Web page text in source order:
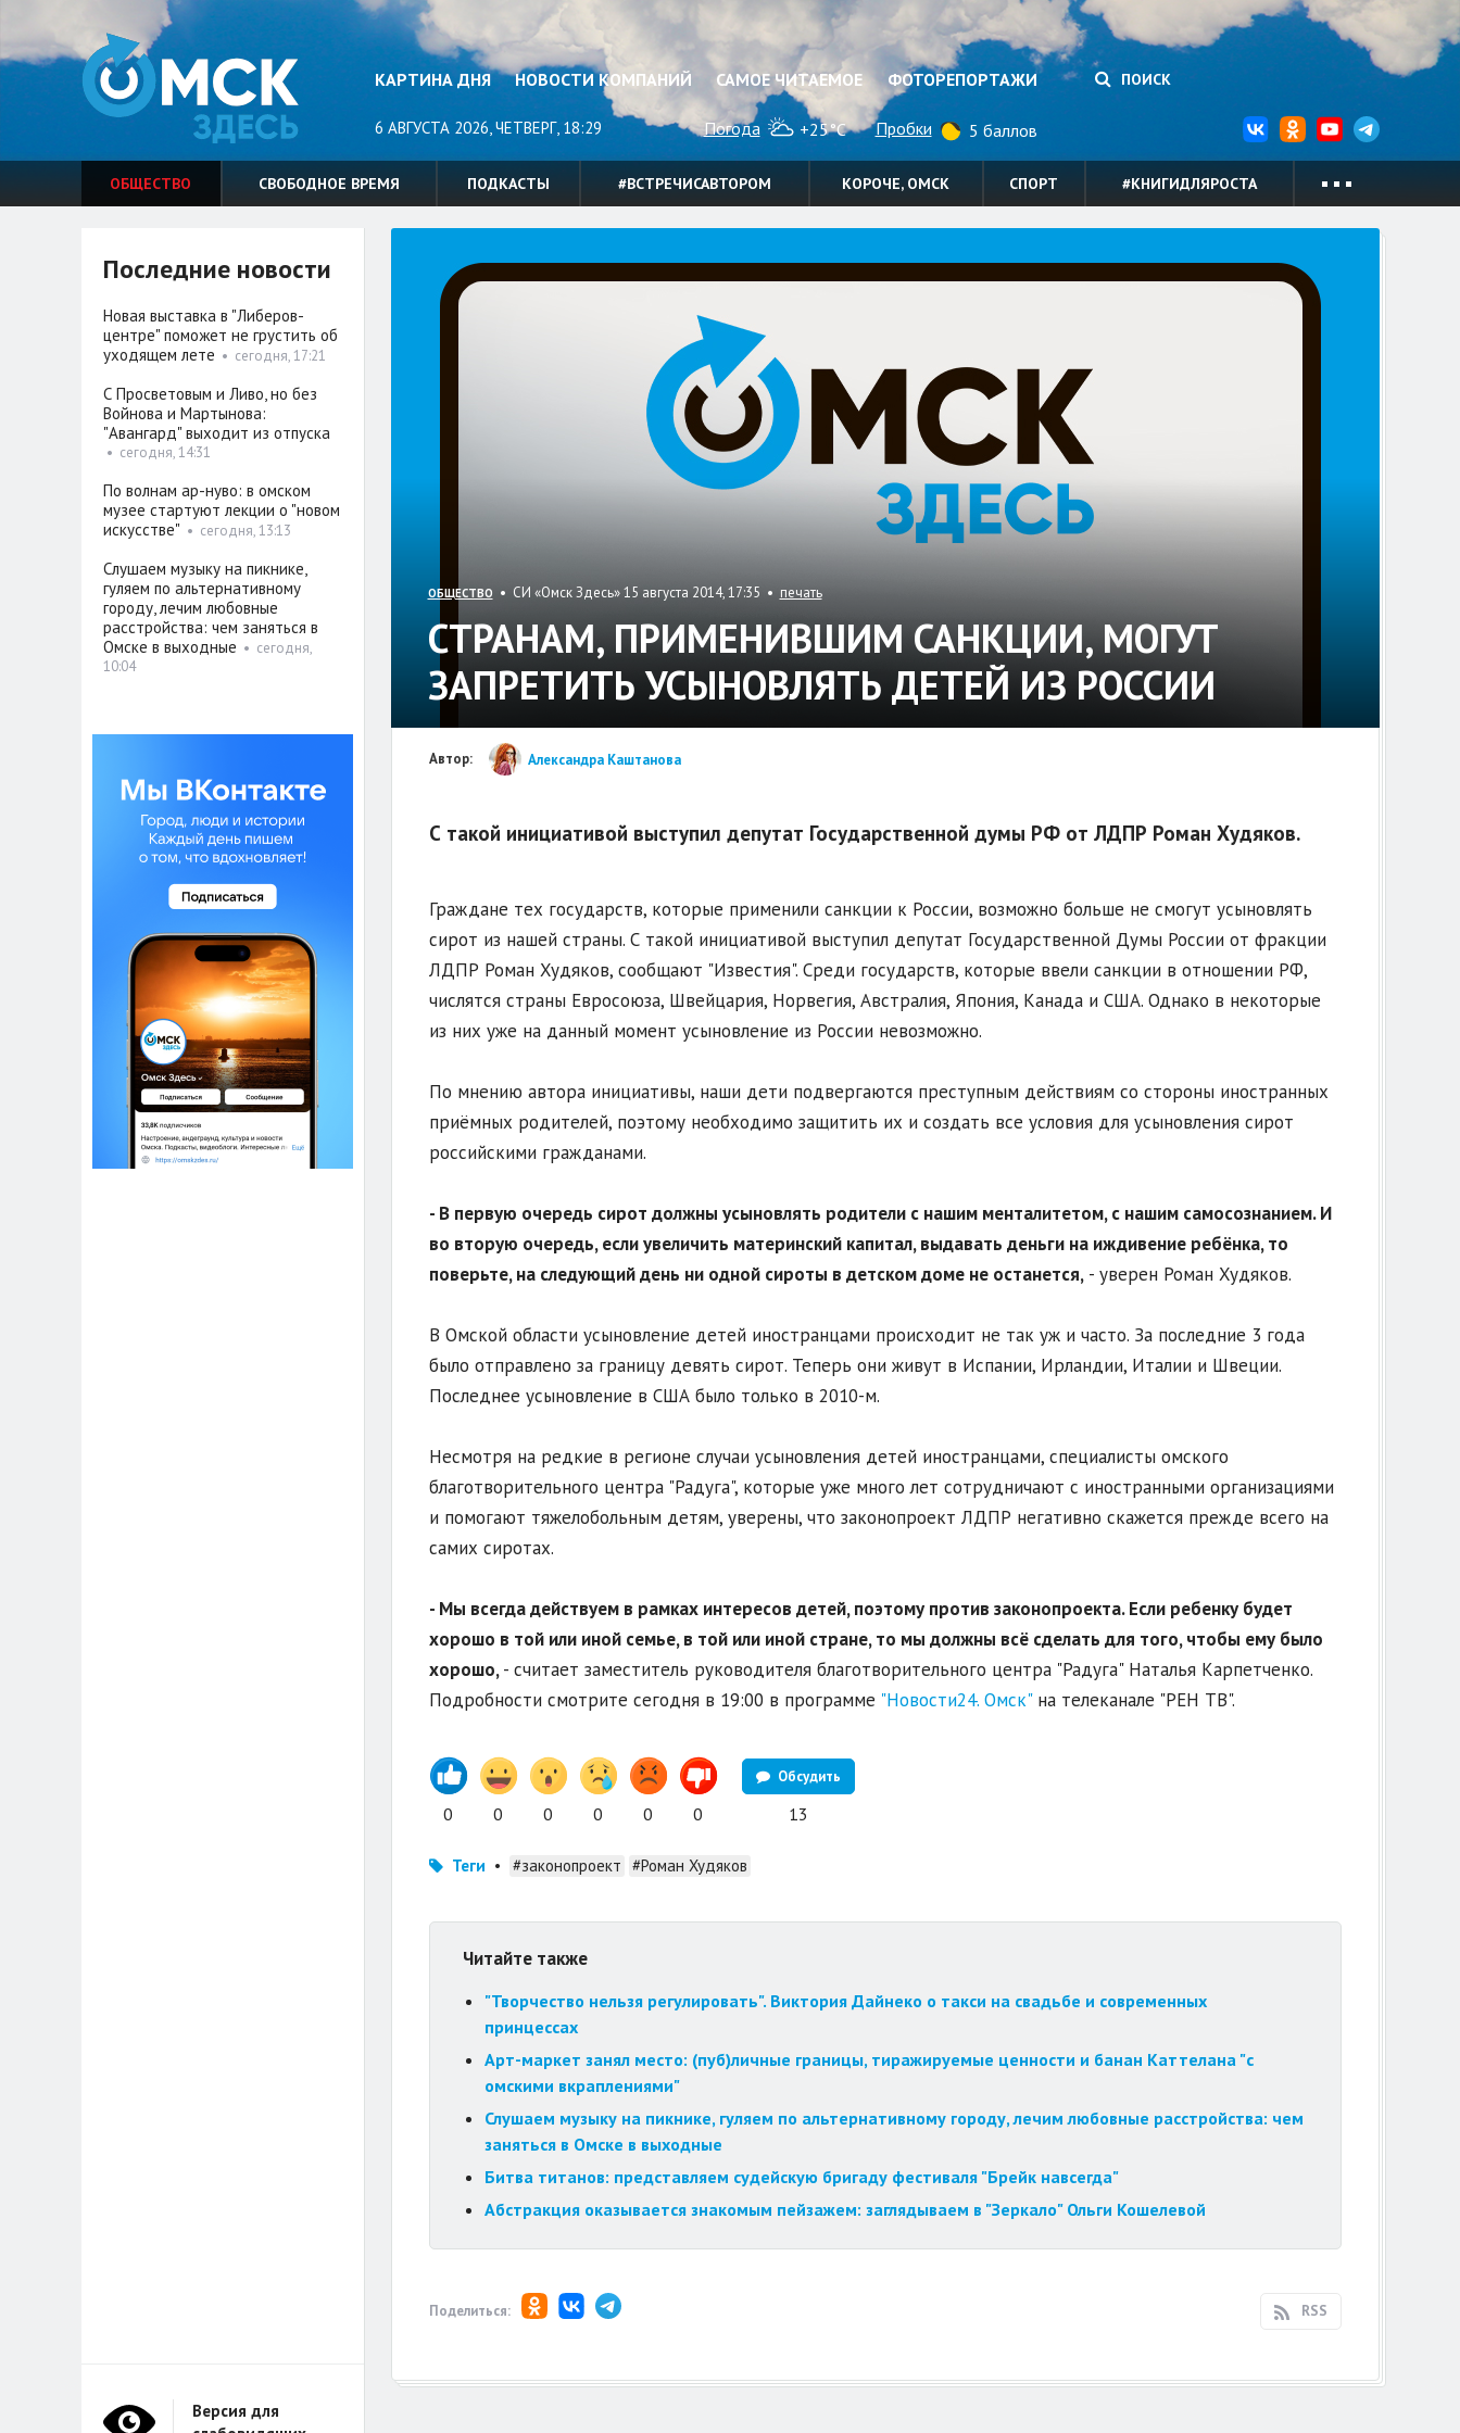
КАРТИНА ДНЯ НОВОСТИ КОМПАНИЙ САМОЕ ЧИТАЕМОЕ ФОТОРЕПОРТАЖИ ПОИСК
6 АВГУСТА 2026, ЧЕТВЕРГ, 18:29 Погода +25°C Пробки 5 баллов
ОБЩЕСТВО СВОБОДНОЕ ВРЕМЯ ПОДКАСТЫ #ВСТРЕЧИСАВТОРОМ КОРОЧЕ, ОМСК СПОРТ #КНИГИДЛЯРОСТА
ОБЩЕСТВО • СИ «Омск Здесь» 15 августа 2014, 17:35 • печать
СТРАНАМ, ПРИМЕНИВШИМ САНКЦИИ, МОГУТ
ЗАПРЕТИТЬ УСЫНОВЛЯТЬ ДЕТЕЙ ИЗ РОССИИ
Автор: Александра Каштанова
С такой инициативой выступил депутат Государственной думы РФ от ЛДПР Роман Худяков.
Граждане тех государств, которые применили санкции к России, возможно больше не смогут усыновлять
сирот из нашей страны. С такой инициативой выступил депутат Государственной Думы России от фракции
ЛДПР Роман Худяков, сообщают "Известия". Среди государств, которые ввели санкции в отношении РФ,
числятся страны Евросоюза, Швейцария, Норвегия, Австралия, Япония, Канада и США. Однако в некоторые
из них уже на данный момент усыновление из России невозможно.
По мнению автора инициативы, наши дети подвергаются преступным действиям со стороны иностранных
приёмных родителей, поэтому необходимо защитить их и создать все условия для усыновления сирот
российскими гражданами.
- В первую очередь сирот должны усыновлять родители с нашим менталитетом, с нашим самосознанием. И
во вторую очередь, если увеличить материнский капитал, выдавать деньги на иждивение ребёнка, то
поверьте, на следующий день ни одной сироты в детском доме не останется,- уверен Роман Худяков.
В Омской области усыновление детей иностранцами происходит не так уж и часто. За последние 3 года
было отправлено за границу девять сирот. Теперь они живут в Испании, Ирландии, Италии и Швеции.
Последнее усыновление в США было только в 2010-м.
Несмотря на редкие в регионе случаи усыновления детей иностранцами, специалисты омского
благотворительного центра "Радуга", которые уже много лет сотрудничают с иностранными организациями
и помогают тяжелобольным детям, уверены, что законопроект ЛДПР негативно скажется прежде всего на
самих сиротах.
- Мы всегда действуем в рамках интересов детей, поэтому против законопроекта. Если ребенку будет
хорошо в той или иной семье, в той или иной стране, то мы должны всё сделать для того, чтобы ему было
хорошо,- считает заместитель руководителя благотворительного центра "Радуга" Наталья Карпетченко.
Подробности смотрите сегодня в 19:00 в программе "Новости24. Омск"на телеканале "РЕН ТВ".
0 0 0 0 0 0
Обсудить
13
Теги • #законопроект #Роман Худяков
Читайте также
"Творчество нельзя регулировать". Виктория Дайнеко о такси на свадьбе и современных
принцессах
Арт-маркет занял место: (пуб)личные границы, тиражируемые ценности и банан Каттелана "с
омскими вкраплениями"
Слушаем музыку на пикнике, гуляем по альтернативному городу, лечим любовные расстройства: чем
заняться в Омске в выходные
Битва титанов: представляем судейскую бригаду фестиваля "Брейк навсегда"
Абстракция оказывается знакомым пейзажем: заглядываем в "Зеркало" Ольги Кошелевой
Поделиться: RSS
Последние новости
Новая выставка в "Либеров-
центре" поможет не грустить об
уходящем лете • сегодня, 17:21
С Просветовым и Ливо, но без
Войнова и Мартынова:
"Авангард" выходит из отпуска
• сегодня, 14:31
По волнам ар-нуво: в омском
музее стартуют лекции о "новом
искусстве" • сегодня, 13:13
Слушаем музыку на пикнике,
гуляем по альтернативному
городу, лечим любовные
расстройства: чем заняться в
Омске в выходные • сегодня,
10:04
Версия для